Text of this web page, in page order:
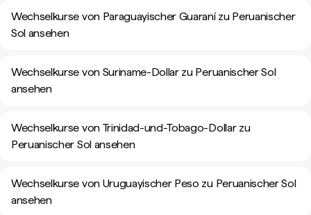
Wechselkurse von Paraguayischer Guaraní zu Peruanischer
Sol ansehen
Wechselkurse von Suriname-Dollar zu Peruanischer Sol
ansehen
Wechselkurse von Trinidad-und-Tobago-Dollar zu
Peruanischer Sol ansehen
Wechselkurse von Uruguayischer Peso zu Peruanischer Sol
ansehen